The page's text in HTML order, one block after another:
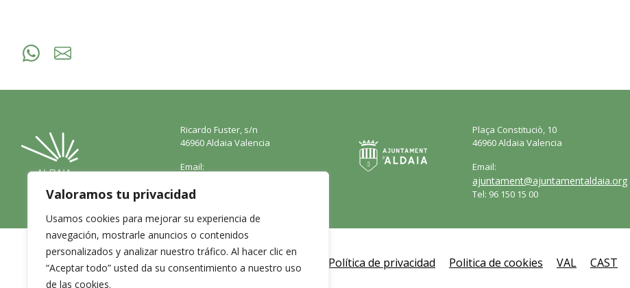
Valoramos tu privacidad
Usamos cookies para mejorar su experiencia de
navegación, mostrarle anuncios o contenidos
personalizados y analizar nuestro tráfico. Al hacer clic en
“Aceptar todo” usted da su consentimiento a nuestro uso
de las cookies.
Ricardo Fuster, s/n
46960 Aldaia Valencia
Email:
Tel: 961985270
Plaça Constituciò, 10
46960 Aldaia Valencia
Email:
ajuntament@ajuntamentaldaia.org
Tel: 96 150 15 00
Aviso legal Política de privacidad Politica de cookies VAL CAST